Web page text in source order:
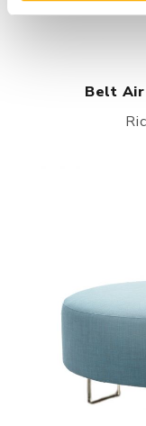
Belt Air